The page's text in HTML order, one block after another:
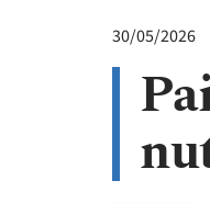
30/05/2026